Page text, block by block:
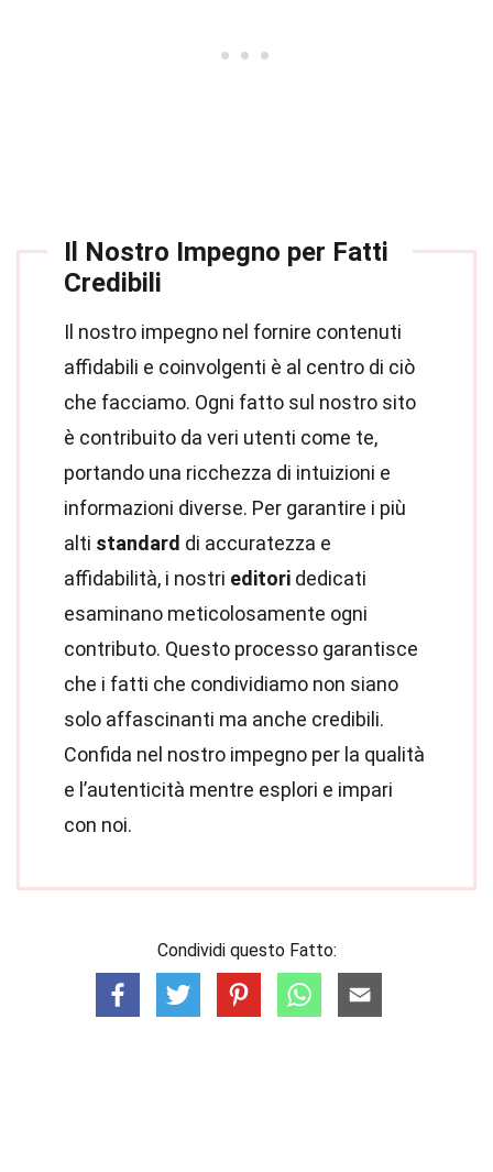
Il Nostro Impegno per Fatti
Credibili
Il nostro impegno nel fornire contenuti
affidabili e coinvolgenti è al centro di ciò
che facciamo. Ogni fatto sul nostro sito
è contribuito da veri utenti come te,
portando una ricchezza di intuizioni e
informazioni diverse. Per garantire i più
alti standard di accuratezza e
affidabilità, i nostri editori dedicati
esaminano meticolosamente ogni
contributo. Questo processo garantisce
che i fatti che condividiamo non siano
solo affascinanti ma anche credibili.
Confida nel nostro impegno per la qualità
e l’autenticità mentre esplori e impari
con noi.
Condividi questo Fatto: